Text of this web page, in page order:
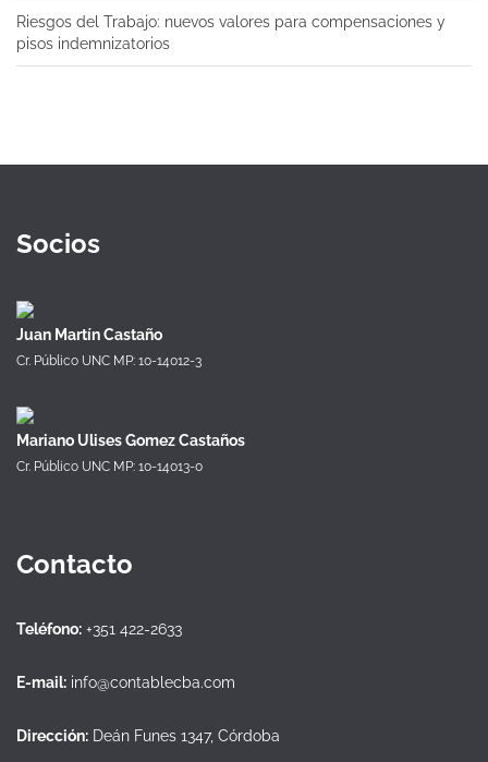
Riesgos del Trabajo: nuevos valores para compensaciones y
pisos indemnizatorios
Socios
Juan Martín Castaño
Cr. Público UNC MP: 10-14012-3
Mariano Ulises Gomez Castaños
Cr. Público UNC MP: 10-14013-0
Contacto
Teléfono: +351 422-2633
E-mail: info@contablecba.com
Dirección: Deán Funes 1347, Córdoba